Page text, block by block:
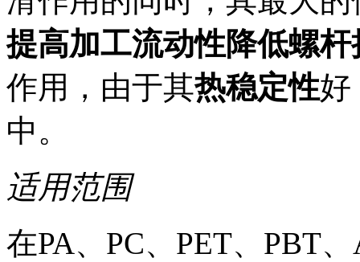
提高加工流动性降低螺杆
作用，由于其热稳定性好
中。
适用范围
在PA、PC、PET、PBT